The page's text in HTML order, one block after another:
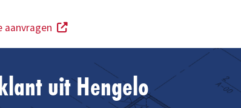
aanvragen
uit Hengelo